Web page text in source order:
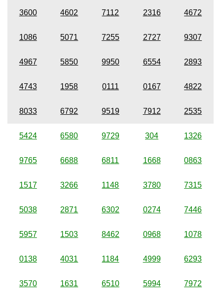
3600 4602 7112 2316 4672
1086 5071 7255 2727 9307
4967 5850 9950 6554 2893
4743 1958 0111 0167 4822
8033 6792 9519 7912 2535
5424 6580 9729 304 1326
9765 6688 6811 1668 0863
1517 3266 1148 3780 7315
5038 2871 6302 0274 7446
5957 1503 8462 0968 1078
0138 4031 1184 4999 6293
3570 1631 6510 5994 7972